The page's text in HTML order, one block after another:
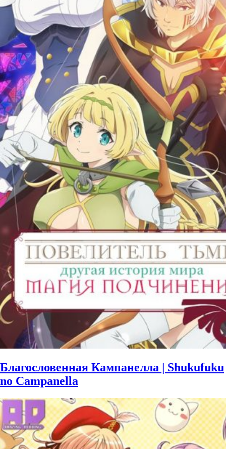
Благословенная Кампанелла | Shukufuku
no Campanella